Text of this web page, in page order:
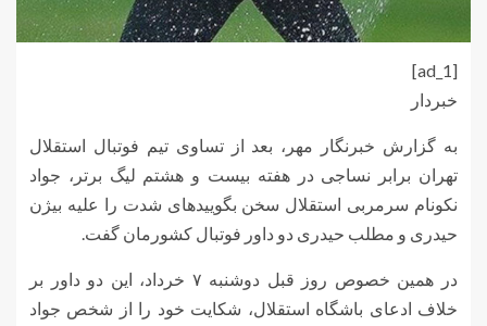
[ad_1]
خبردار
به گزارش خبرنگار مهر، بعد از تساوی تیم فوتبال استقلال
تهران برابر نساجی در هفته بیست و هشتم لیگ برتر، جواد
نکونام سرمربی استقلال سخن بگویید‌های شدت را علیه بیژن
حیدری و مطلب حیدری دو داور فوتبال کشورمان گفت.
در همین خصوص روز قبل دوشنبه ۷ خرداد، این دو داور بر
خلاف ادعای باشگاه استقلال، شکایت خود را از شخص جواد